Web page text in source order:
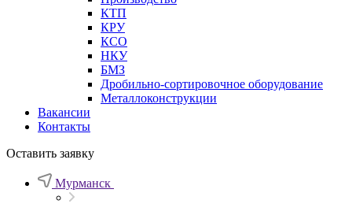
КТП
КРУ
КСО
НКУ
БМЗ
Дробильно-сортировочное оборудование
Металлоконструкции
Вакансии
Контакты
Оставить заявку
Мурманск